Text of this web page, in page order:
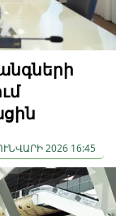
2026 16:45